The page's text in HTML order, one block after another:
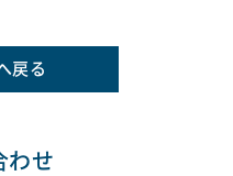
戻る
わせ